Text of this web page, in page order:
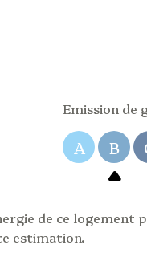
Emission de
A B
de ce
estimation.